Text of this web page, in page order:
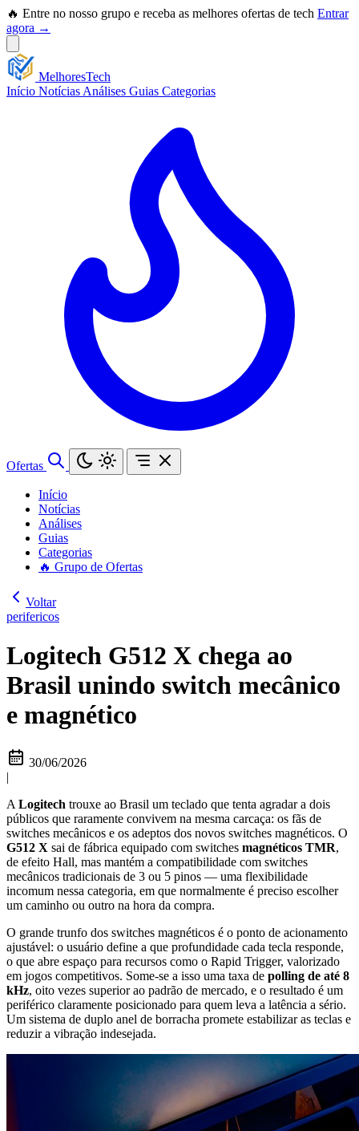
🔥 Entre no nosso grupo e receba as melhores ofertas de tech Entrar
agora →
MelhoresTech
Início Notícias Análises Guias Categorias
Ofertas
Início
Notícias
Análises
Guias
Categorias
🔥 Grupo de Ofertas
Voltar
perifericos
Logitech G512 X chega ao
Brasil unindo switch mecânico
e magnético
30/06/2026
|
A Logitech trouxe ao Brasil um teclado que tenta agradar a dois
públicos que raramente convivem na mesma carcaça: os fãs de
switches mecânicos e os adeptos dos novos switches magnéticos. O
G512 X sai de fábrica equipado com switches magnéticos TMR,
de efeito Hall, mas mantém a compatibilidade com switches
mecânicos tradicionais de 3 ou 5 pinos — uma flexibilidade
incomum nessa categoria, em que normalmente é preciso escolher
um caminho ou outro na hora da compra.
O grande trunfo dos switches magnéticos é o ponto de acionamento
ajustável: o usuário define a que profundidade cada tecla responde,
o que abre espaço para recursos como o Rapid Trigger, valorizado
em jogos competitivos. Some-se a isso uma taxa de polling de até 8
kHz, oito vezes superior ao padrão de mercado, e o resultado é um
periférico claramente posicionado para quem leva a latência a sério.
Um sistema de duplo anel de borracha promete estabilizar as teclas e
reduzir a vibração indesejada.